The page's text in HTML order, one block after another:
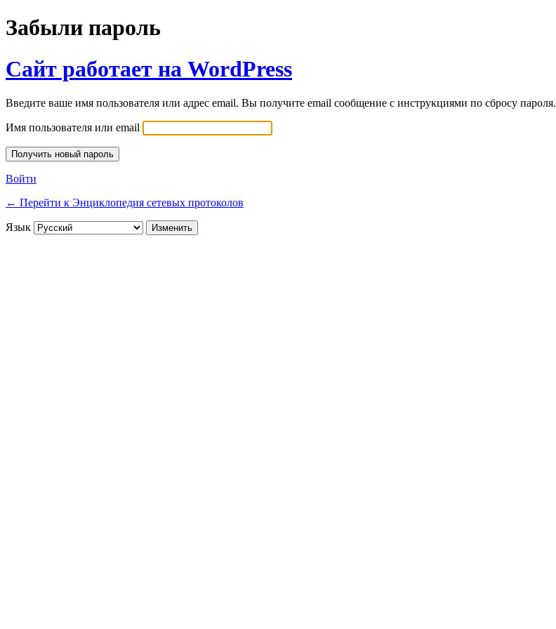
Забыли пароль
Сайт работает на WordPress
Введите ваше имя пользователя или адрес email. Вы получите email сообщение с инструкциями по сбросу пароля.
Имя пользователя или email
Войти
← Перейти к Энциклопедия сетевых протоколов
Язык